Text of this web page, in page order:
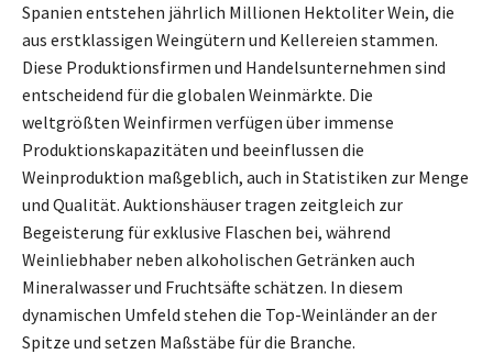
Spanien entstehen jährlich Millionen Hektoliter Wein, die
aus erstklassigen Weingütern und Kellereien stammen.
Diese Produktionsfirmen und Handelsunternehmen sind
entscheidend für die globalen Weinmärkte. Die
weltgrößten Weinfirmen verfügen über immense
Produktionskapazitäten und beeinflussen die
Weinproduktion maßgeblich, auch in Statistiken zur Menge
und Qualität. Auktionshäuser tragen zeitgleich zur
Begeisterung für exklusive Flaschen bei, während
Weinliebhaber neben alkoholischen Getränken auch
Mineralwasser und Fruchtsäfte schätzen. In diesem
dynamischen Umfeld stehen die Top-Weinländer an der
Spitze und setzen Maßstäbe für die Branche.